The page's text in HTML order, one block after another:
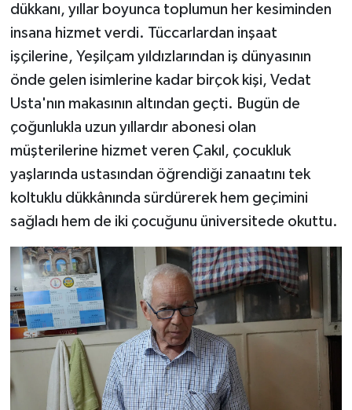
dükkanı, yıllar boyunca toplumun her kesiminden
insana hizmet verdi. Tüccarlardan inşaat
işçilerine, Yeşilçam yıldızlarından iş dünyasının
önde gelen isimlerine kadar birçok kişi, Vedat
Usta'nın makasının altından geçti. Bugün de
çoğunlukla uzun yıllardır abonesi olan
müşterilerine hizmet veren Çakıl, çocukluk
yaşlarında ustasından öğrendiği zanaatını tek
koltuklu dükkânında sürdürerek hem geçimini
sağladı hem de iki çocuğunu üniversitede okuttu.